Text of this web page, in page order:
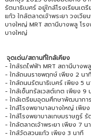
รัตนาธิเบศร์ อยู่ใกล้โรงเรียนเ
แก้ว ใกล้ตลาดเจ้าพระยา วงเวีย
บางใหญ่ MRT สถานีบางพลู โร
บางใหญ่
จุดเด่น/สถานที่ใกล้เคียง
- ใกล้รถไฟฟ้า MRT สถานีบางพ
- ใกล้ถนนราชพฤกษ์ เพียง 2 นาที
- ใกล้ถนนรัตนาธิเบศร์ เพียง 5 น
- ใกล้เซ็นทรัลเวสต์เกต เพียง 9
- ใกล้เตรียมอุดมศึกษาพัฒนากา
- ใกล้โรงพยาบาลบางใหญ่ เพียง
- ใกล้โรงพยาบาลเกษมราษฎร์
- ใกล้ตลาดเจ้าพระยา เพียง 7 น
- ใกล้วัดสวนแก้ว เพียง 3 นาที